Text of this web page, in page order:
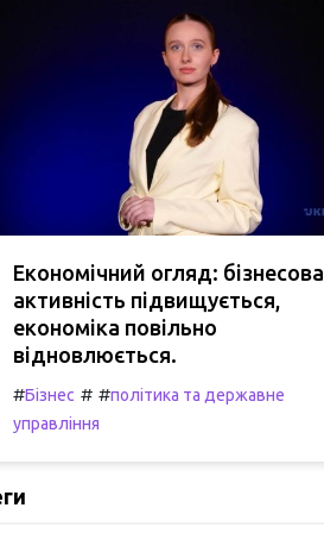
Економічний огляд: бізнесова
активність підвищується,
економіка повільно
відновлюється.
#Бізнес # #політика та державне
управління